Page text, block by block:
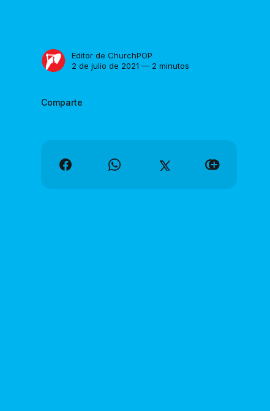
Editor de ChurchPOP
2 de julio de 2021 — 2 minutos
Comparte